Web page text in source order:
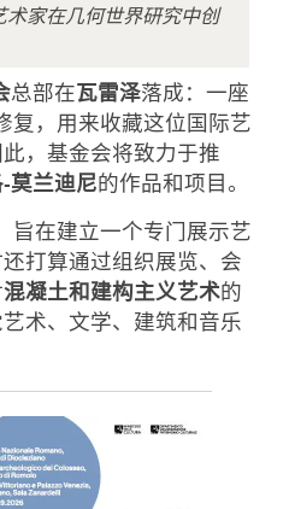
家在几何世界研究中创
总部在瓦雷泽落成：一座
复，用来收藏这位国际艺
，基金会将致力于推
莫兰迪尼的作品和项目。
旨在建立一个专门展示艺
打算通过组织展览、会
混凝土和建构主义艺术的
术、文学、建筑和音乐